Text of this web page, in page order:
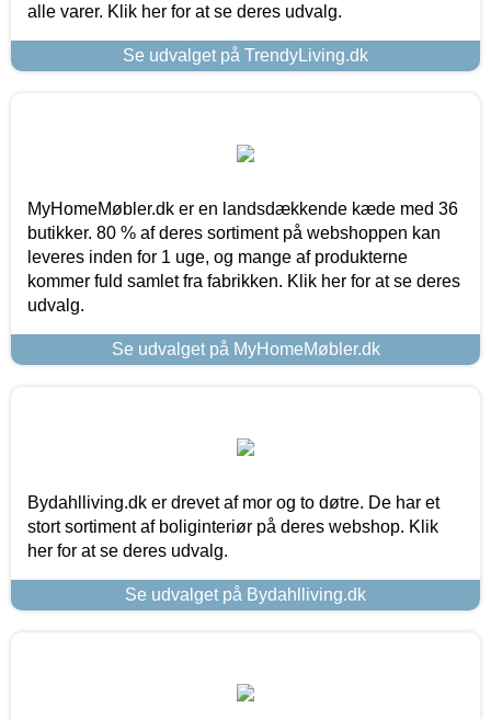
alle varer. Klik her for at se deres udvalg.
Se udvalget på TrendyLiving.dk
MyHomeMøbler.dk er en landsdækkende kæde med 36
butikker. 80 % af deres sortiment på webshoppen kan
leveres inden for 1 uge, og mange af produkterne
kommer fuld samlet fra fabrikken. Klik her for at se deres
udvalg.
Se udvalget på MyHomeMøbler.dk
Bydahlliving.dk er drevet af mor og to døtre. De har et
stort sortiment af boliginteriør på deres webshop. Klik
her for at se deres udvalg.
Se udvalget på Bydahlliving.dk